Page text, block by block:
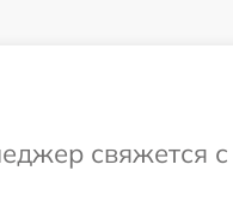
свяжется